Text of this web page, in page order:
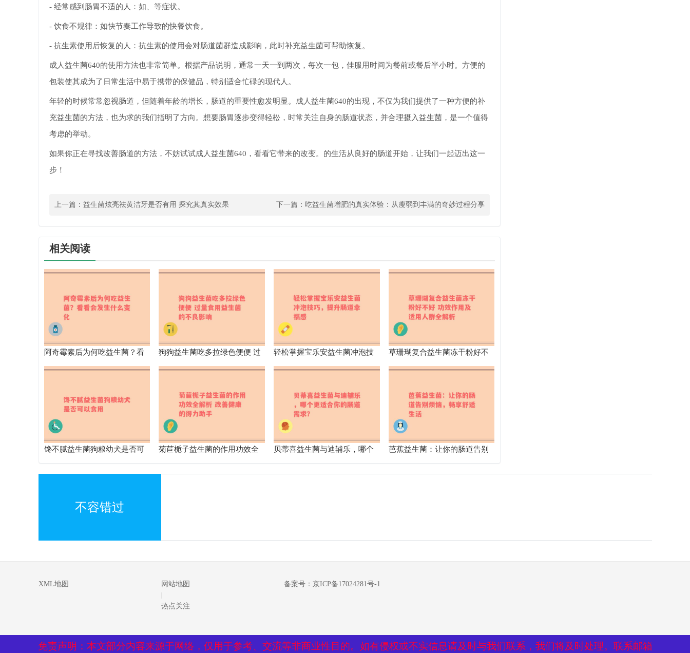
- 经常感到肠胃不适的人：如、等症状。
- 饮食不规律：如快节奏工作导致的快餐饮食。
- 抗生素使用后恢复的人：抗生素的使用会对肠道菌群造成影响，此时补充益生菌可帮助恢复。
成人益生菌640的使用方法也非常简单。根据产品说明，通常一天一到两次，每次一包，佳服用时间为餐前或餐后半小时。方便的
包装使其成为了日常生活中易于携带的保健品，特别适合忙碌的现代人。
年轻的时候常常忽视肠道，但随着年龄的增长，肠道的重要性愈发明显。成人益生菌640的出现，不仅为我们提供了一种方便的补
充益生菌的方法，也为求的我们指明了方向。想要肠胃逐步变得轻松，时常关注自身的肠道状态，并合理摄入益生菌，是一个值得
考虑的举动。
如果你正在寻找改善肠道的方法，不妨试试成人益生菌640，看看它带来的改变。的生活从良好的肠道开始，让我们一起迈出这一
步！
上一篇： 益生菌炫亮祛黄洁牙是否有用 探究其真实效果 下一篇： 吃益生菌增肥的真实体验：从瘦弱到丰满的奇妙过程分享
相关阅读
阿奇霉素后为何吃益生菌？看
看会发生什么变化
狗狗益生菌吃多拉绿色便便 过
量食用益生菌的不良影响
轻松掌握宝乐安益生菌冲泡技
巧，提升肠道幸福感
草珊瑚复合益生菌冻干粉好不
好 功效作用及适用人群全解析
馋不腻益生菌狗粮幼犬是否可
菊苣栀子益生菌的作用功效全
贝蒂喜益生菌与迪辅乐，哪个
芭蕉益生菌：让你的肠道告别
免责声明：本文部分内容来源于网络，仅用于参考、交流等非商业性目的。如有侵权或不实信息请及时与我们联系，我们将及时处理。联系邮箱
不容错过
XML地图 网站地图
热点关注
备案号：京ICP备17024281号-1
免责声明：本文部分内容来源于网络，仅用于参考、交流等非商业性目的。如有侵权或不实信息请及时与我们联系，我们将及时处理。联系邮箱